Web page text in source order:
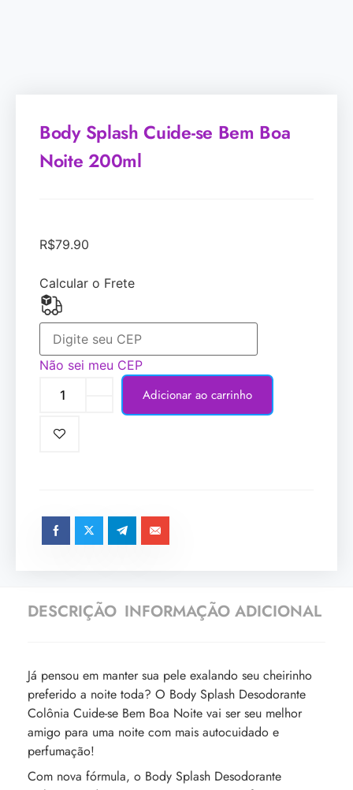
Body Splash Cuide-se Bem Boa
Noite 200ml
R$79.90
Calcular o Frete
Não sei meu CEP
Adicionar ao carrinho
DESCRIÇÃO INFORMAÇÃO ADICIONAL
Já pensou em manter sua pele exalando seu cheirinho
preferido a noite toda? O Body Splash Desodorante
Colônia Cuide-se Bem Boa Noite vai ser seu melhor
amigo para uma noite com mais autocuidado e
perfumação!
Com nova fórmula, o Body Splash Desodorante